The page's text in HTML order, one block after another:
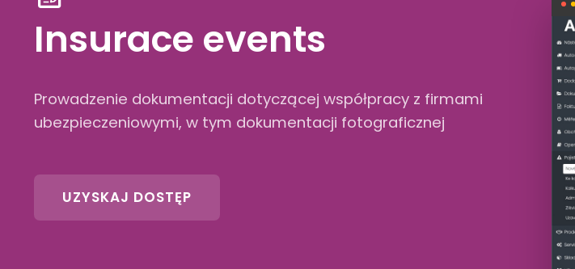
Insurace events
Prowadzenie dokumentacji dotyczącej współpracy z firmami
ubezpieczeniowymi, w tym dokumentacji fotograficznej
UZYSKAJ DOSTĘP